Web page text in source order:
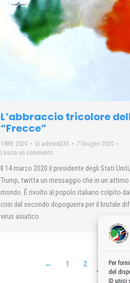
Per
del
ID
L’abbraccio tricolore
“Frecce”
1989 2020 Di admin8235
7 Giugno 2020
Lascia un commento
Il 14 marzo 2020 il presidente degli Stati
Trump, twitta un messaggio che in un
mondo. È rivolto al popolo italiano colpito
crisi dal secondo dopoguerra per il brutale
virus asiatico.
← 1 2